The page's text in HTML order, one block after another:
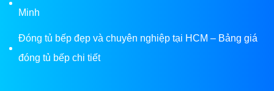
Minh
Đóng tủ bếp đẹp và chuyên nghiệp tại HCM – Bảng giá
đóng tủ bếp chi tiết